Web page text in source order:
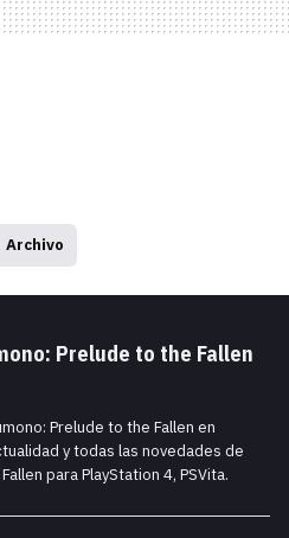
Archivo
Prelude to the Fallen
Prelude to the Fallen en
y todas las novedades de
para PlayStation 4, PSVita.